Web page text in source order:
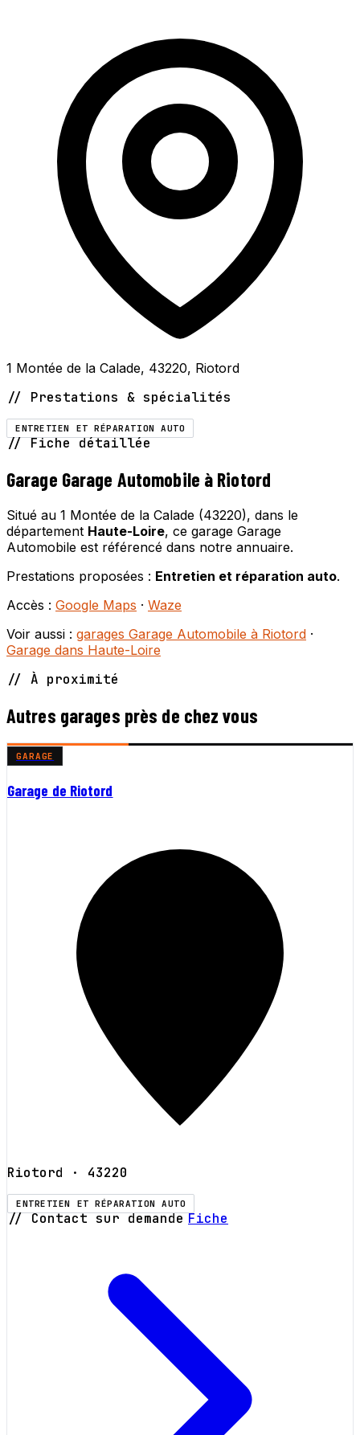
1 Montée de la Calade, 43220, Riotord
// Prestations & spécialités
ENTRETIEN ET RÉPARATION AUTO
// Fiche détaillée
Garage Garage Automobile à Riotord
Situé au 1 Montée de la Calade (43220), dans le
département Haute-Loire, ce garage Garage
Automobile est référencé dans notre annuaire.
Prestations proposées : Entretien et réparation auto.
Accès : Google Maps · Waze
Voir aussi : garages Garage Automobile à Riotord ·
Garage dans Haute-Loire
// À proximité
Autres garages près de chez vous
GARAGE
Garage de Riotord
Riotord · 43220
ENTRETIEN ET RÉPARATION AUTO
// Contact sur demande Fiche